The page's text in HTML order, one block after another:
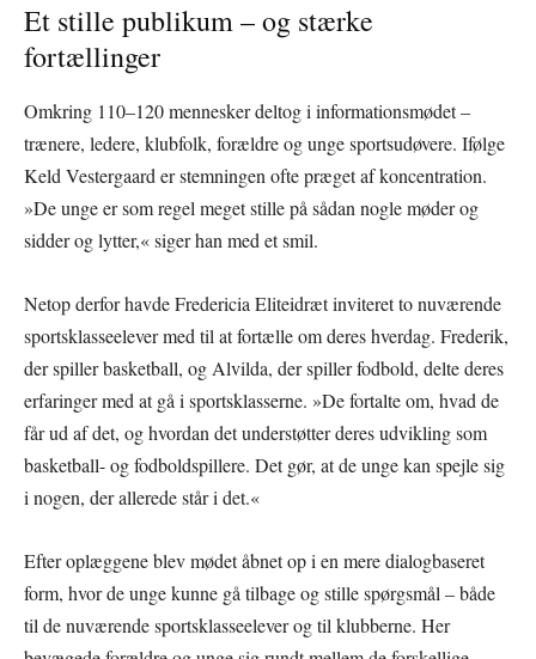
Et stille publikum – og stærke
fortællinger
Omkring 110–120 mennesker deltog i informationsmødet –
trænere, ledere, klubfolk, forældre og unge sportsudøvere. Ifølge
Keld Vestergaard er stemningen ofte præget af koncentration.
»De unge er som regel meget stille på sådan nogle møder og
sidder og lytter,« siger han med et smil.
Netop derfor havde Fredericia Eliteidræt inviteret to nuværende
sportsklasseelever med til at fortælle om deres hverdag. Frederik,
der spiller basketball, og Alvilda, der spiller fodbold, delte deres
erfaringer med at gå i sportsklasserne. »De fortalte om, hvad de
får ud af det, og hvordan det understøtter deres udvikling som
basketball- og fodboldspillere. Det gør, at de unge kan spejle sig
i nogen, der allerede står i det.«
Efter oplæggene blev mødet åbnet op i en mere dialogbaseret
form, hvor de unge kunne gå tilbage og stille spørgsmål – både
til de nuværende sportsklasseelever og til klubberne. Her